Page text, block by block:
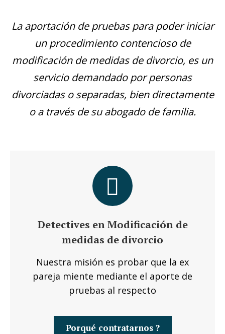
La aportación de pruebas para poder iniciar
un procedimiento contencioso de
modificación de medidas de divorcio, es un
servicio demandado por personas
divorciadas o separadas, bien directamente
o a través de su abogado de familia.
Detectives en Modificación de
medidas de divorcio
Nuestra misión es probar que la ex
pareja miente mediante el aporte de
pruebas al respecto
Porqué contratarnos ?